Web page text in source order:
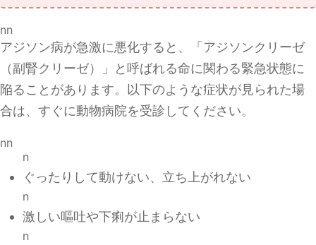
nn
アジソン病が急激に悪化すると、「アジソンクリーゼ
（副腎クリーゼ）」と呼ばれる命に関わる緊急状態に
陥ることがあります。以下のような症状が見られた場
合は、すぐに動物病院を受診してください。
nn
n
ぐったりして動けない、立ち上がれない
n
激しい嘔吐や下痢が止まらない
n